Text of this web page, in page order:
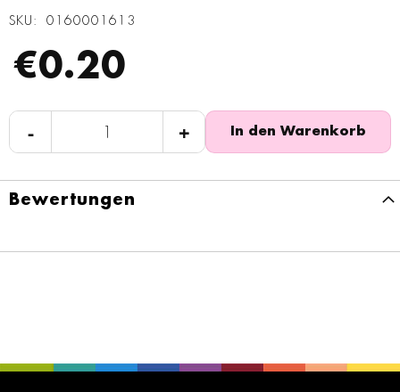
SKU 0160001613
€0.20
- + In den Warenkorb
springen
Bewertungen